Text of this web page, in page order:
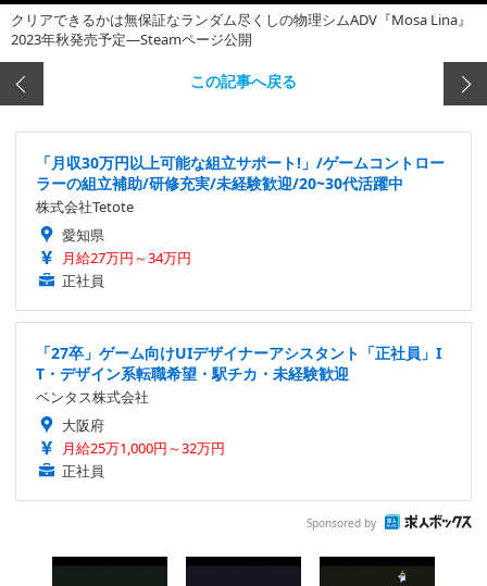
クリアできるかは無保証なランダム尽くしの物理シムADV『Mosa Lina』
2023年秋発売予定―Steamページ公開
この記事へ戻る
「月収30万円以上可能な組立サポート!」/ゲームコントロー
ラーの組立補助/研修充実/未経験歓迎/20~30代活躍中
株式会社Tetote
愛知県
月給27万円～34万円
正社員
「27卒」ゲーム向けUIデザイナーアシスタント「正社員」I
T・デザイン系転職希望・駅チカ・未経験歓迎
ベンタス株式会社
大阪府
月給25万1,000円～32万円
正社員
Sponsored by